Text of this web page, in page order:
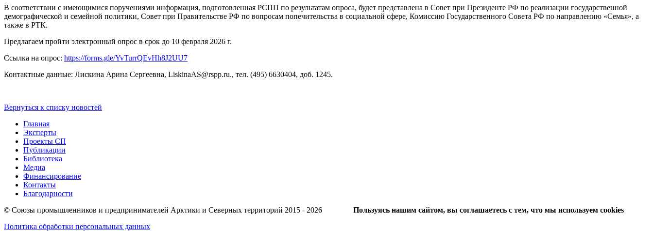
В соответствии с имеющимися поручениями информация, подготовленная РСПП по результатам опроса, будет представлена в Совет при Президенте РФ по реализации государственной
демографической и семейной политики, Совет при Правительстве РФ по вопросам попечительства в социальной сфере, Комиссию Государственного Совета РФ по направлению «Семья», а
также в РТК.
Предлагаем пройти электронный опрос в срок до 10 февраля 2026 г.
Ссылка на опрос: https://forms.gle/YvTurrQEvHh8J2UU7
Контактные данные: Лискина Арина Сергеевна, LiskinaAS@rspp.ru., тел. (495) 6630404, доб. 1245.
Вернуться к списку новостей
Главная
Эксперты
Проекты СП
Публикации
Библиотека
Медиа
Финансирование
Контакты
Благодарности
© Союзы промышленников и предпринимателей Арктики и Северных территорий 2015 - 2026 Пользуясь нашим сайтом, вы соглашаетесь с тем, что мы используем cookies
Политика обработки персональных данных